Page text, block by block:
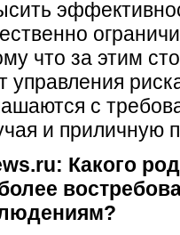
что за этим
управления
с
и приличную
Какого